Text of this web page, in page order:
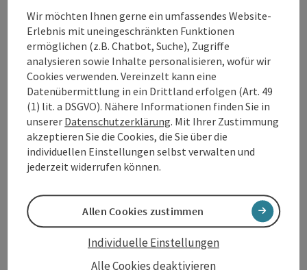
Öffnungszeiten
Anreise/Lage
Preise
Eignung
Barrierefreiheit
Wir möchten Ihnen gerne ein umfassendes Website-
Erlebnis mit uneingeschränkten Funktionen
ermöglichen (z.B. Chatbot, Suche), Zugriffe
analysieren sowie Inhalte personalisieren, wofür wir
Cookies verwenden. Vereinzelt kann eine
Datenübermittlung in ein Drittland erfolgen (Art. 49
(1) lit. a DSGVO). Nähere Informationen finden Sie in
unserer Datenschutzerklärung. Mit Ihrer Zustimmung
akzeptieren Sie die Cookies, die Sie über die
individuellen Einstellungen selbst verwalten und
jederzeit widerrufen können.
Alle Cookies deaktivieren
Individuelle Einstellungen
Allen Cookies zustimmen